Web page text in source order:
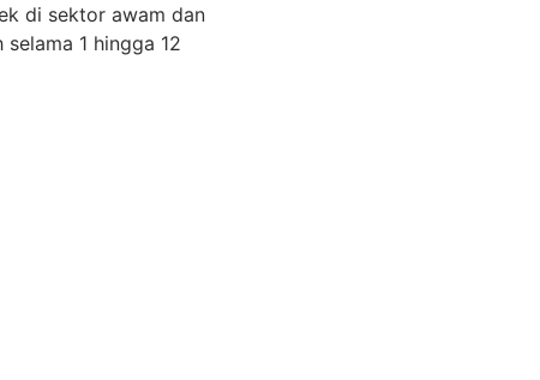
di sektor awam dan
1 hingga 12